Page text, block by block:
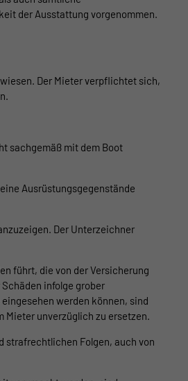
der Ausstattung vorgenommen.
Der Mieter verpflichtet sich,
sachgemäß mit dem Boot
Ausrüstungsgegenstände
Der Unterzeichner
führt, die von der Versicherung
infolge grober
werden können, sind
Mieter unverzüglich zu ersetzen.
strafrechtlichen Folgen, auch von